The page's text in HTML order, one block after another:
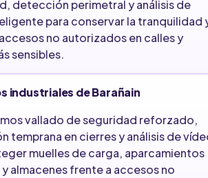
detección perimetral y análisis de
para conservar la tranquilidad
no autorizados en calles y
sensibles.
industriales de Barañain
vallado de seguridad reforzado,
temprana en cierres y análisis de
muelles de carga, aparcamientos
almacenes frente a accesos no